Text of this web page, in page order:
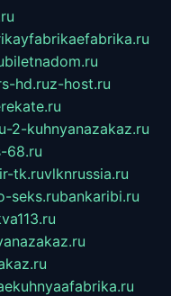
biletnadom.ru
hd.ruz-host.ru
2-kuhnyanazakaz.ru
68.ru
tk.ruvlknrussia.ru
seks.rubankaribi.ru